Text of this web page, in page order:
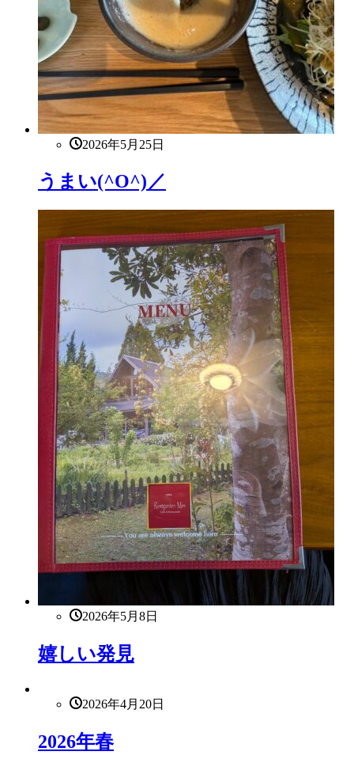
2026年5月25日
うまい(^O^)／
2026年5月8日
嬉しい発見
2026年4月20日
2026年春